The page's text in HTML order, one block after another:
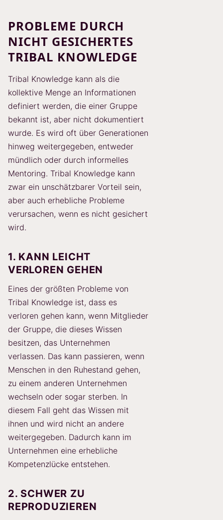
PROBLEME DURCH
NICHT GESICHERTES
TRIBAL KNOWLEDGE
Tribal Knowledge kann als die
kollektive Menge an Informationen
definiert werden, die einer Gruppe
bekannt ist, aber nicht dokumentiert
wurde. Es wird oft über Generationen
hinweg weitergegeben, entweder
mündlich oder durch informelles
Mentoring. Tribal Knowledge kann
zwar ein unschätzbarer Vorteil sein,
aber auch erhebliche Probleme
verursachen, wenn es nicht gesichert
wird.
1. KANN LEICHT
VERLOREN GEHEN
Eines der größten Probleme von
Tribal Knowledge ist, dass es
verloren gehen kann, wenn Mitglieder
der Gruppe, die dieses Wissen
besitzen, das Unternehmen
verlassen. Das kann passieren, wenn
Menschen in den Ruhestand gehen,
zu einem anderen Unternehmen
wechseln oder sogar sterben. In
diesem Fall geht das Wissen mit
ihnen und wird nicht an andere
weitergegeben. Dadurch kann im
Unternehmen eine erhebliche
Kompetenzlücke entstehen.
2. SCHWER ZU
REPRODUZIEREN